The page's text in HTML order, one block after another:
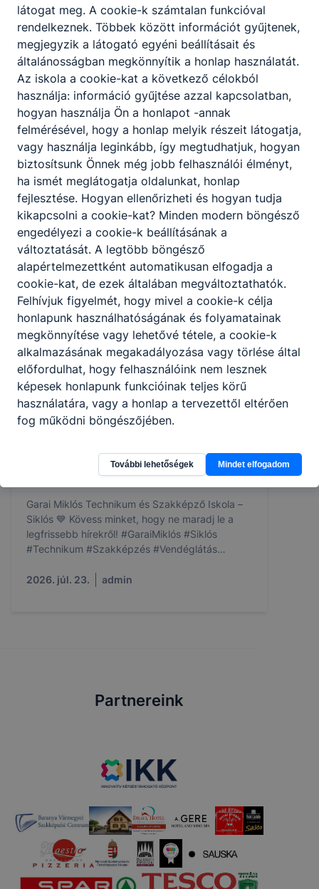
Felnőtt képzések a Garaiban
Jelentkezz hozzánk, ha egy új szakmát
szeretnél megtanulni! garai.siklos@gmail.com
2026. júl. 23. admin
Nyári szünet 💙
Garai Miklós Technikum és Szakképző Iskola –
Siklós 💙 Kövess minket, hogy ne maradj le a
legfrissebb hírekről! #GaraiMiklós #Siklós
#Technikum #Szakképzés #Vendéglátás
2026. júl. 23.
admin
Partnereink
látogat meg. A cookie-k számtalan funkcióval
rendelkeznek. Többek között információt gyűjtenek,
megjegyzik a látogató egyéni beállításait és
általánosságban megkönnyítik a honlap használatát.
Az iskola a cookie-kat a következő célokból
használja: információ gyűjtése azzal kapcsolatban,
hogyan használja Ön a honlapot -annak
felmérésével, hogy a honlap melyik részeit látogatja,
vagy használja leginkább, így megtudhatjuk, hogyan
biztosítsunk Önnek még jobb felhasználói élményt,
ha ismét meglátogatja oldalunkat, honlap
fejlesztése. Hogyan ellenőrizheti és hogyan tudja
kikapcsolni a cookie-kat? Minden modern böngésző
engedélyezi a cookie-k beállításának a
változtatását. A legtöbb böngésző
alapértelmezettként automatikusan elfogadja a
cookie-kat, de ezek általában megváltoztathatók.
Felhívjuk figyelmét, hogy mivel a cookie-k célja
honlapunk használhatóságának és folyamatainak
megkönnyítése vagy lehetővé tétele, a cookie-k
alkalmazásának megakadályozása vagy törlése által
előfordulhat, hogy felhasználóink nem lesznek
képesek honlapunk funkcióinak teljes körű
használatára, vagy a honlap a tervezettől eltérően
fog működni böngészőjében.
További lehetőségek Mindet elfogadom